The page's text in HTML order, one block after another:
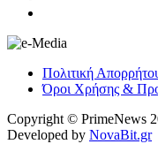
Πολιτική
Όροι Χρήσης &
Copyright © PrimeNews
Developed by NovaBit.gr